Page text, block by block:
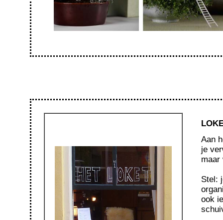
Aan
je
maar
Stel:
ook